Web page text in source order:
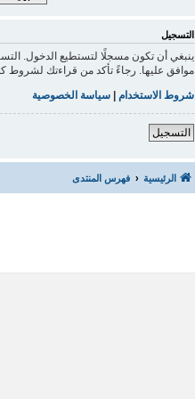
التسجيل
ينبغي أن تكون مسجلًا لتستطيع الدخول.
موافق عليها. رجاءً تأكد من قراءتك لشروط
شروط الاستخدام | سياسة الخصوصية
التسجيل
الرئيسية فهرس المنتدى